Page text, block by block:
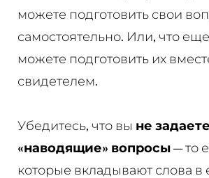
можете подготовить свои
самостоятельно. Или, что
можете подготовить их
свидетелем.
Убедитесь, что вы не
«наводящие» вопросы— то
которые вкладывают слова в